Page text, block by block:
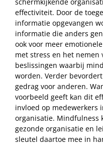
effectiviteit. Door de
informatie opgevangen
informatie die anders
ook voor meer
met stress en het nemen
beslissingen waarbij
worden. Verder
gedrag voor anderen.
voorbeeld geeft kan dit
invloed op medewerkers
organisatie. Mindfulness
gezonde organisatie en
sleutel daartoe mee in